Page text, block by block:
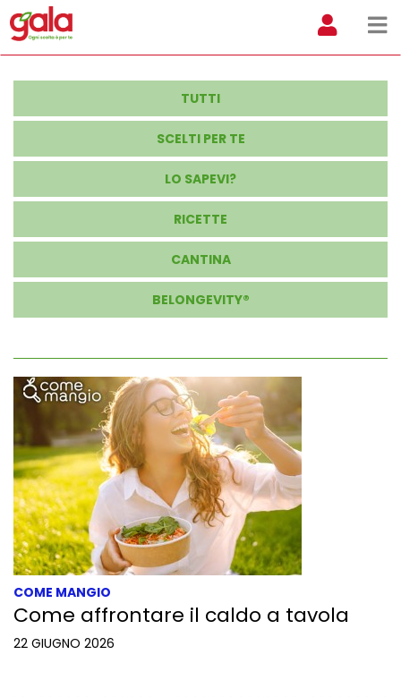
TUTTI
SCELTI PER TE
LO SAPEVI?
RICETTE
CANTINA
BELONGEVITY®
COME MANGIO
Come affrontare il caldo a tavola
22 GIUGNO 2026